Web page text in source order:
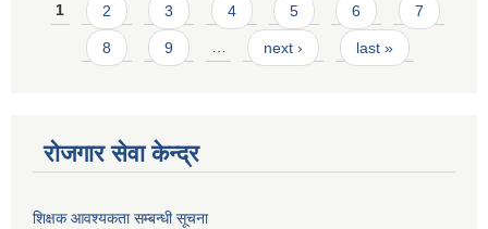
Pages
1 2 3 4 5 6 7
8 9 … next › last »
रोजगार सेवा केन्द्र
शिक्षक आवश्यकता सम्बन्धी सूचना